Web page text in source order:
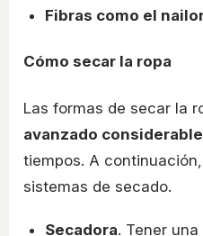
Fibras como el
Cómo secar la ropa
Las formas de secar la
avanzado
tiempos. A
sistemas de secado.
Secadora. Tener